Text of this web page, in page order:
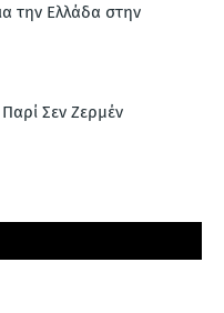
την Ελλάδα στην
Σεν Ζερμέν